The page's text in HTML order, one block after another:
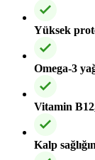
Yüksek
Omega-3
Vitamin
Kalp